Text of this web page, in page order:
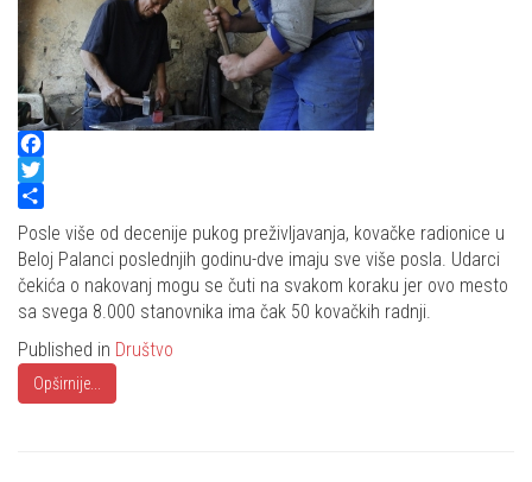
Facebook
Twitter
Share
Posle više od decenije pukog preživljavanja, kovačke radionice u
Beloj Palanci poslednjih godinu-dve imaju sve više posla. Udarci
čekića o nakovanj mogu se čuti na svakom koraku jer ovo mesto
sa svega 8.000 stanovnika ima čak 50 kovačkih radnji.
Published in Društvo
Opširnije...